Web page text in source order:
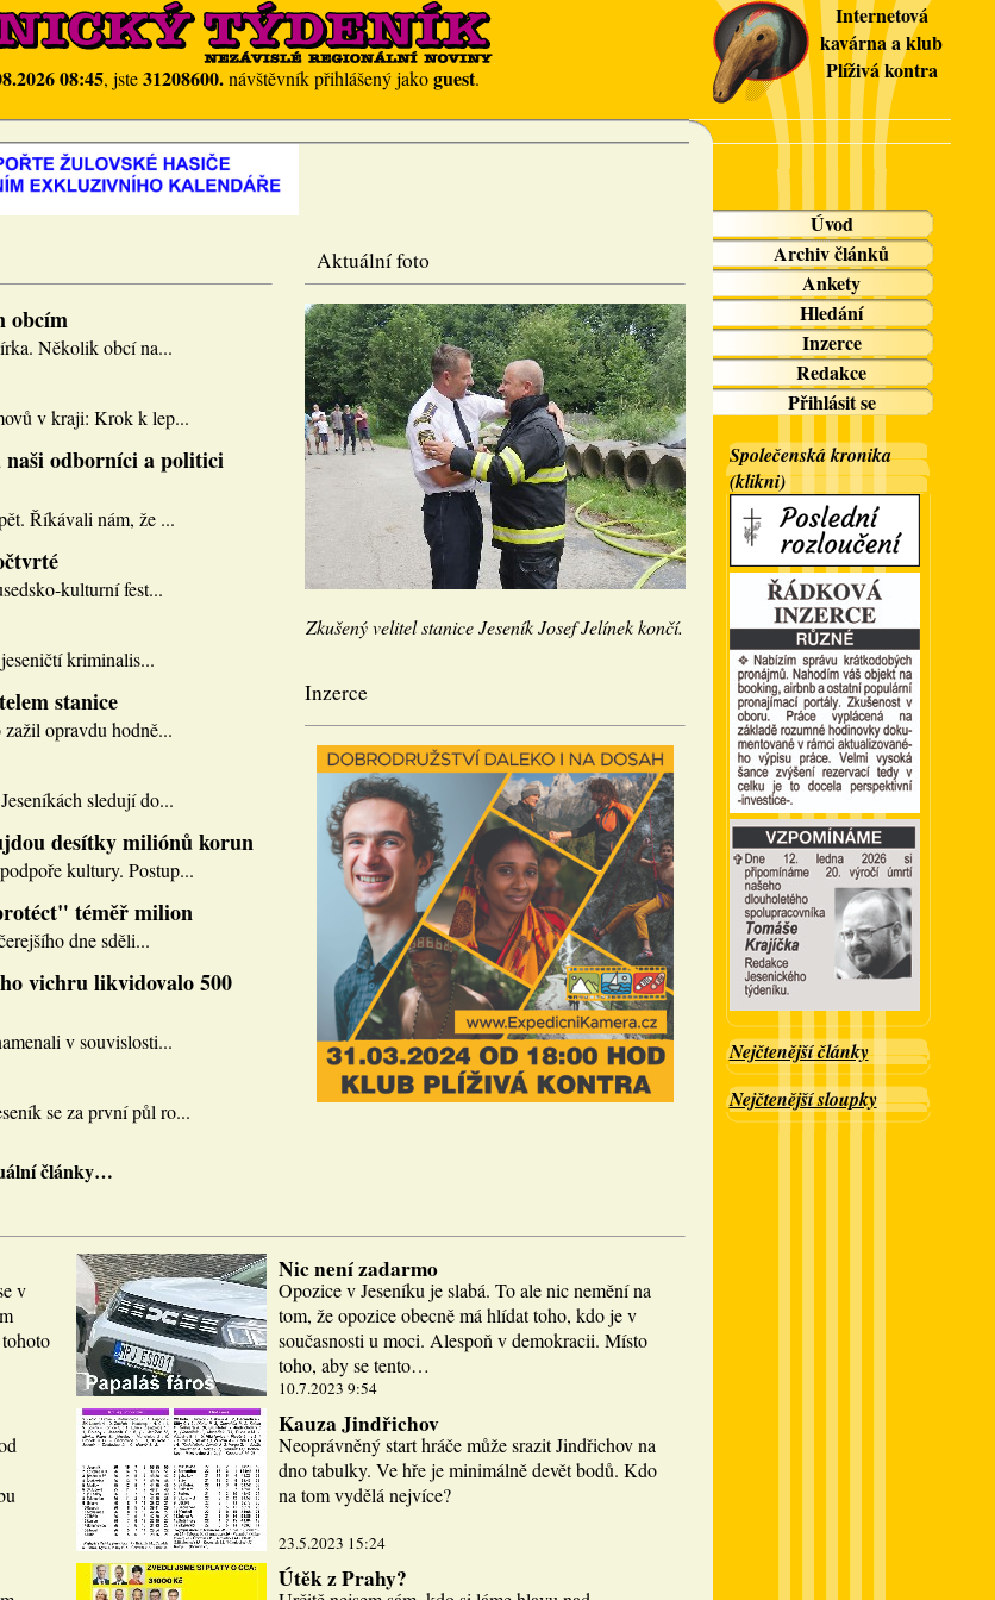
08:45, jste31208600.návštěvník přihlášený jakoguest.
Internetová
kavárna a klub
Plíživá kontra
obcím
Několik obcí na...
v kraji: Krok k lep...
naši odborníci a politici
Říkávali nám, že ...
kulturní fest...
kriminalis...
stanice
opravdu hodně...
sledují do...
desítky miliónů korun
kultury. Postup...
téměř milion
dne sděli...
vichru likvidovalo 500
v souvislosti...
se za první půl ro...
články…
Aktuální foto
Zkušený velitel stanice Jeseník Josef Jelínek končí.
Inzerce
v
Nic není zadarmo
Opozice v Jeseníku je slabá. To ale nic nemění na
tom, že opozice obecně má hlídat toho, kdo je v
současnosti u moci. Alespoň v demokracii. Místo
toho, aby se tento…
10.7.2023 9:54
Kauza Jindřichov
Neoprávněný start hráče může srazit Jindřichov na
dno tabulky. Ve hře je minimálně devět bodů. Kdo
na tom vydělá nejvíce?
23.5.2023 15:24
Útěk z Prahy?
Úvod
Archiv článků
Ankety
Hledání
Inzerce
Redakce
Přihlásit se
Společenská kronika
(klikni)
Nejčtenější články
Nejčtenější sloupky